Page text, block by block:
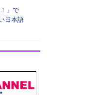
」で
日本語